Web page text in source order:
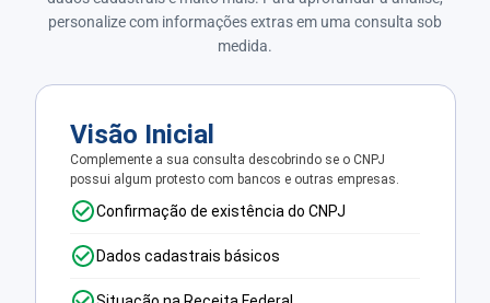
personalize com informações extras em uma consulta sob
medida.
Visão Inicial
Complemente a sua consulta descobrindo se o CNPJ
possui algum protesto com bancos e outras empresas.
Confirmação de existência do CNPJ
Dados cadastrais básicos